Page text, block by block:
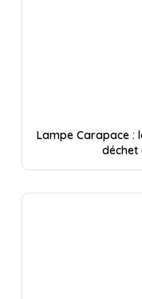
Lampe Carapace :
déchet